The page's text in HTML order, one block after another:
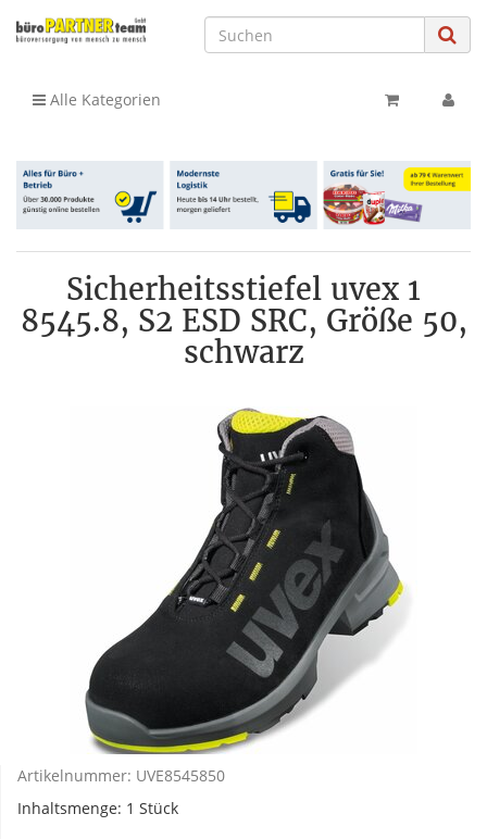
Alle Kategorien
Sicherheitsstiefel uvex 1
8545.8, S2 ESD SRC, Größe 50,
schwarz
Artikelnummer: UVE8545850
Inhaltsmenge: 1 Stück